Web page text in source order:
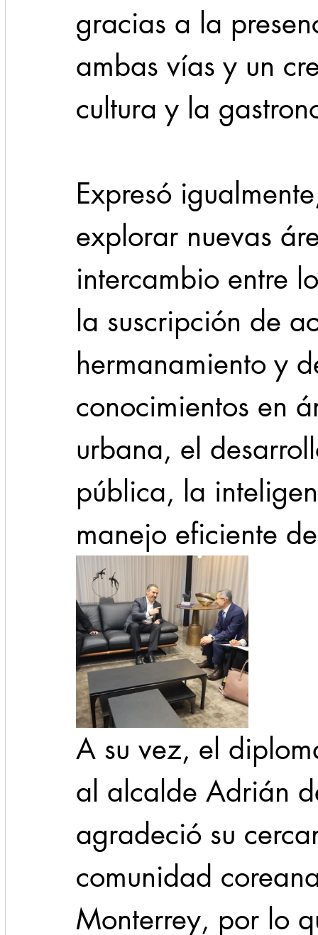
gracias a la
ambas vías y un
cultura y la
Expresó
explorar nuevas
intercambio entre
la suscripción de
hermanamiento y
conocimientos en
urbana, el
pública, la
manejo eficiente
A su vez, el
al alcalde Adrián
agradeció su
comunidad
Monterrey, por lo